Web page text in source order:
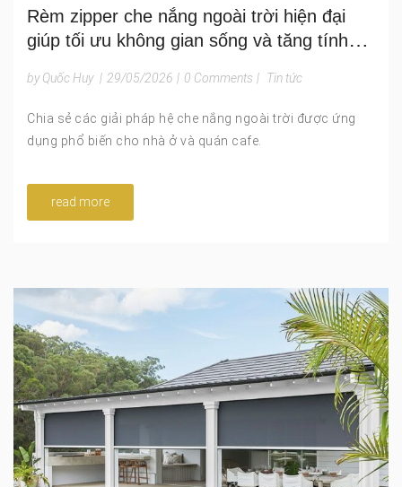
Rèm zipper che nắng ngoài trời hiện đại
giúp tối ưu không gian sống và tăng tính
by Quốc Huy | 29/05/2026 | 0 Comments | Tin tức
Chia sẻ các giải pháp hệ che nắng ngoài trời được ứng
dụng phổ biến cho nhà ở và quán cafe.
read more